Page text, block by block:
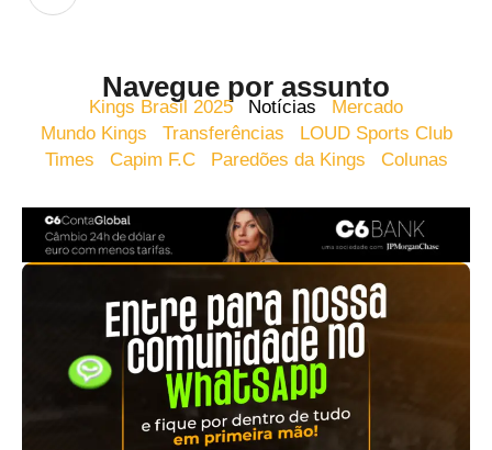
Navegue por assunto
Kings Brasil 2025 Notícias
Mercado
Mundo Kings
Transferências
LOUD Sports Club
Times
Capim F.C Paredões da Kings Colunas